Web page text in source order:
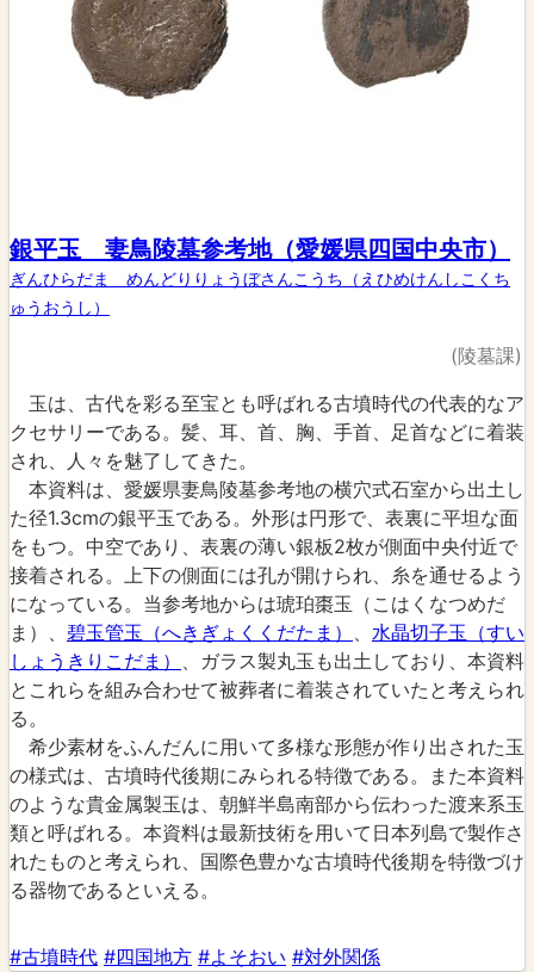
銀平玉 妻鳥陵墓参考地（愛媛県四国中央市）
ぎんひらだま めんどりりょうぼさんこうち（えひめけんしこくち
ゅうおうし）
(陵墓課)
玉は、古代を彩る至宝とも呼ばれる古墳時代の代表的なア
クセサリーである。髪、耳、首、胸、手首、足首などに着装
され、人々を魅了してきた。
本資料は、愛媛県妻鳥陵墓参考地の横穴式石室から出土し
た径1.3cmの銀平玉である。外形は円形で、表裏に平坦な面
をもつ。中空であり、表裏の薄い銀板2枚が側面中央付近で
接着される。上下の側面には孔が開けられ、糸を通せるよう
になっている。当参考地からは琥珀棗玉（こはくなつめだ
ま）、 碧玉管玉（へきぎょくくだたま）
水晶切子玉（すい
しょうきりこだま）
、ガラス製丸玉も出土しており、本資料
とこれらを組み合わせて被葬者に着装されていたと考えられ
る。
希少素材をふんだんに用いて多様な形態が作り出された玉
の様式は、古墳時代後期にみられる特徴である。また本資料
のような貴金属製玉は、朝鮮半島南部から伝わった渡来系玉
類と呼ばれる。本資料は最新技術を用いて日本列島で製作さ
れたものと考えられ、国際色豊かな古墳時代後期を特徴づけ
る器物であるといえる。
#古墳時代 #四国地方 #よそおい #対外関係